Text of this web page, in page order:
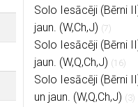
Solo Iesācēji (Bērni
jaun. (W,Ch,J) (7)
Solo Iesācēji (Bērni
jaun. (W,Q,Ch,J) (16)
Solo Iesācēji (Bērni
un jaun. (W,Q,Ch,J) (3)